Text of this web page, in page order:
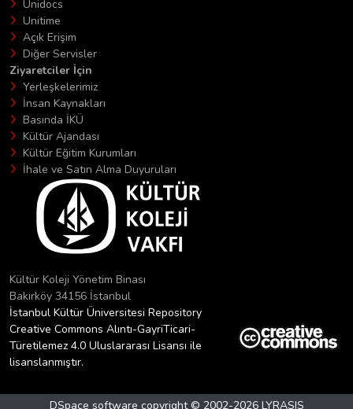
Unidocs
Unitime
Açık Erişim
Diğer Servisler
Ziyaretciler İçin
Yerleşkelerimiz
İnsan Kaynakları
Basında İKÜ
Kültür Ajandası
Kültür Eğitim Kurumları
İhale ve Satın Alma Duyuruları
Kültür Koleji Yönetim Binası
Bakırköy 34156 İstanbul
İstanbul Kültür Üniversitesi Repository
Creative Commons Alıntı-GayriTicari-
Türetilemez 4.0 Uluslararası Lisansı ile
lisanslanmıştır.
DSpace software copyright © 2002-2026 LYRASIS